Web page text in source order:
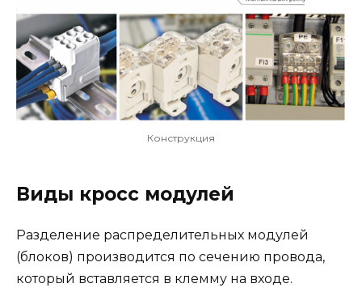
Конструкция
Виды кросс модулей
Разделение распределительных модулей
(блоков) производится по сечению провода,
который вставляется в клемму на входе.